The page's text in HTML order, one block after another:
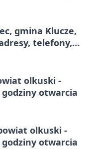
gmina Klucze,
telefony,
olkuski -
otwarcia
olkuski -
otwarcia